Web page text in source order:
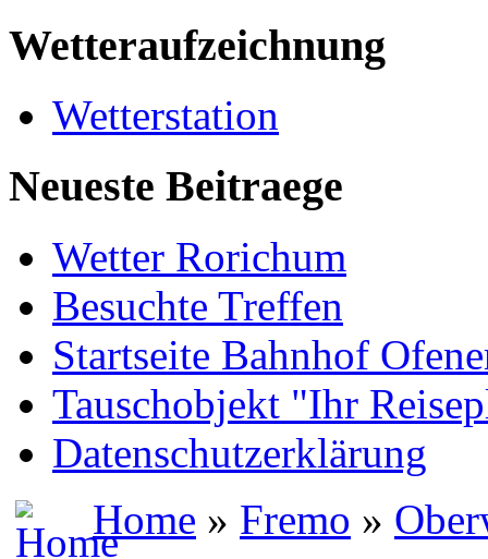
Wetteraufzeichnung
Wetterstation
Neueste Beitraege
Wetter Rorichum
Besuchte Treffen
Startseite Bahnhof
Tauschobjekt "Ihr
Datenschutzerklärung
Home » Fremo »